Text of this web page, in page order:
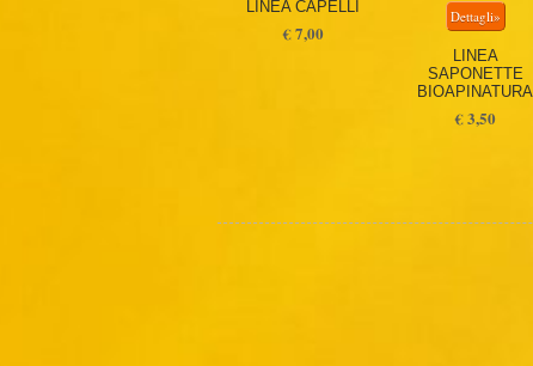
LINEA CAPELLI
€ 7,00
LINEA
SAPONETTE
BIOAPINATURA
€ 3,50